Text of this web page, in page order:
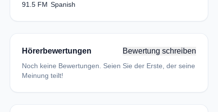
91.5 FM Spanish
Hörerbewertungen Bewertung schreiben
Noch keine Bewertungen. Seien Sie der Erste, der seine
Meinung teilt!